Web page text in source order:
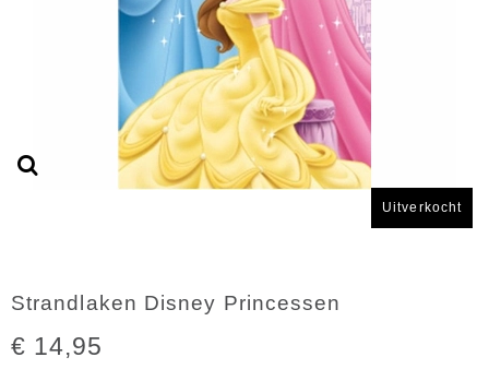
Uitverkocht
Strandlaken Disney Princessen
€ 14,95